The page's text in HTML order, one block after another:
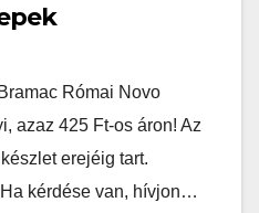
Római Novo
azaz 425 Ft-os áron! Az
erejéig tart.
kérdése van, hívjon…